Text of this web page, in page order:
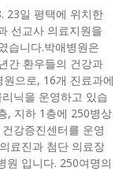
23일 평택에 위치한
선교사 의료지원을
습니다.박애병원은
간 환우들의 건강과
으로, 16개 진료과에
닉을 운영하고 있습
, 지하 1층에 250병상
강증진센터를 운영
료진과 첨단 의료장
원 입니다. 250여명의